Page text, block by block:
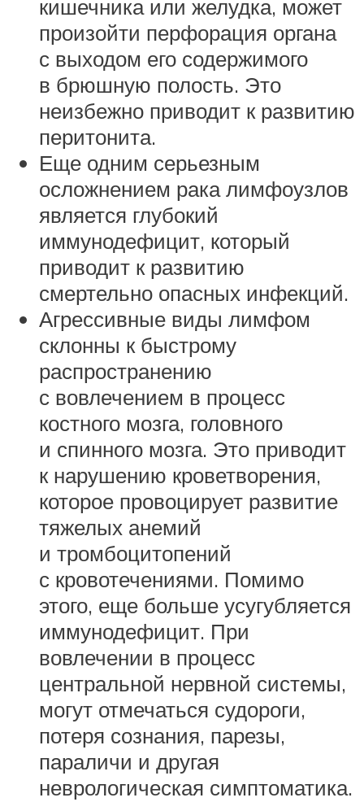
кишечника или желудка, может
произойти перфорация органа
с выходом его содержимого
в брюшную полость. Это
неизбежно приводит к развитию
перитонита.
Еще одним серьезным
осложнением рака лимфоузлов
является глубокий
иммунодефицит, который
приводит к развитию
смертельно опасных инфекций.
Агрессивные виды лимфом
склонны к быстрому
распространению
с вовлечением в процесс
костного мозга, головного
и спинного мозга. Это приводит
к нарушению кроветворения,
которое провоцирует развитие
тяжелых анемий
и тромбоцитопений
с кровотечениями. Помимо
этого, еще больше усугубляется
иммунодефицит. При
вовлечении в процесс
центральной нервной системы,
могут отмечаться судороги,
потеря сознания, парезы,
параличи и другая
неврологическая симптоматика.